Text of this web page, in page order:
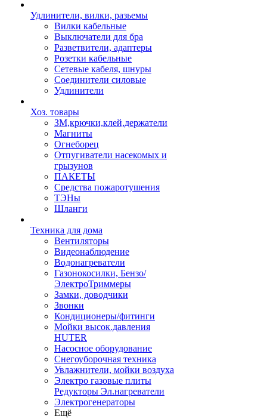
Удлинители, вилки, разьемы
Вилки кабельные
Выключатели для бра
Разветвители, адаптеры
Розетки кабельные
Сетевые кабеля, шнуры
Соединители силовые
Удлинители
Хоз. товары
ЗМ,крючки,клей,держатели
Магниты
Огнеборец
Отпугиватели насекомых и
грызунов
ПАКЕТЫ
Средства пожаротушения
ТЭНы
Шланги
Техника для дома
Вентиляторы
Видеонаблюдение
Водонагреватели
Газонокосилки, Бензо/
ЭлектроТриммеры
Замки, доводчики
Звонки
Кондиционеры/фитинги
Мойки высок.давления
HUTER
Насосное оборудование
Снегоуборочная техника
Увлажнители, мойки воздуха
Электро газовые плиты
Редукторы Эл.нагреватели
Электрогенераторы
Ещё